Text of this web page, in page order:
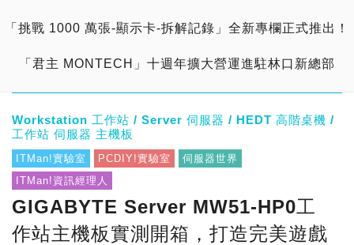
「挑戰 1000 萬張-顯示卡-拆解記錄」全新專欄正式推出！
「君主 MONTECH」十週年擴大營運進駐林口新總部
Workstation 工作站 / Server 伺服器 / HEDT 高階桌機 /
工作站 伺服器 主機板
ITMan!實驗室 PCDIY!實驗室
伺服器世界
ITMan!資訊經理人
GIGABYTE Server MW51-HP0工
作站主機板實測開箱，打造完美遊戲